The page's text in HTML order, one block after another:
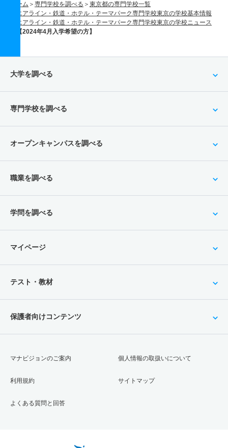
ホーム 専門学校を調べる
東京都の専門学校一覧
エアライン・鉄道・ホテル・テーマパーク専門学校東京の学校基本情報
エアライン・鉄道・ホテル・テーマパーク専門学校東京の学校ニュース
【2024年4月入学希望の方】
大学を調べる
専門学校を調べる
オープンキャンパスを調べる
職業を調べる
学問を調べる
マイページ
テスト・教材
保護者向けコンテンツ
マナビジョンのご案内
利用規約
よくある質問と回答
個人情報の取扱いについて
サイトマップ